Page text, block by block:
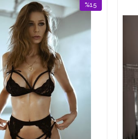
%15
%15İndirim